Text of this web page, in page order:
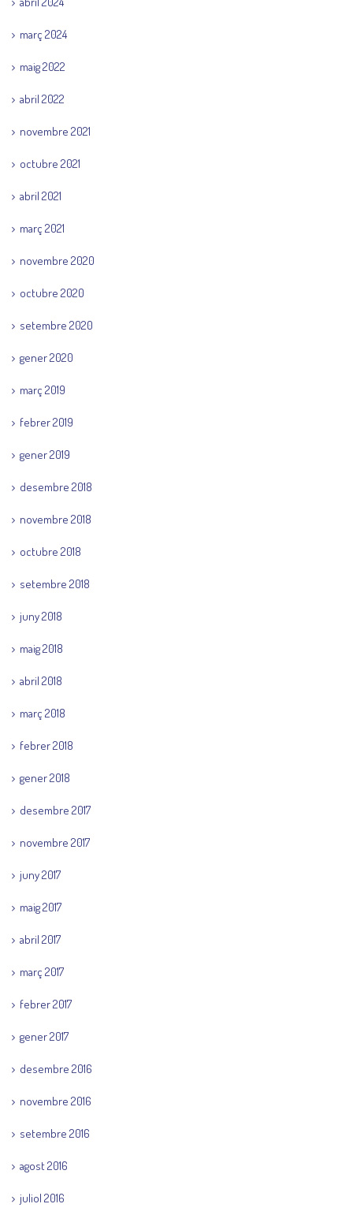
març 2024
maig 2022
abril 2022
novembre 2021
octubre 2021
abril 2021
març 2021
novembre 2020
octubre 2020
setembre 2020
gener 2020
març 2019
febrer 2019
gener 2019
desembre 2018
novembre 2018
octubre 2018
setembre 2018
juny 2018
maig 2018
abril 2018
març 2018
febrer 2018
gener 2018
desembre 2017
novembre 2017
juny 2017
maig 2017
abril 2017
març 2017
febrer 2017
gener 2017
desembre 2016
novembre 2016
setembre 2016
agost 2016
juliol 2016